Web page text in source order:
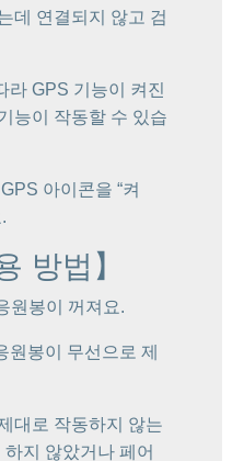
데 연결되지 않고 검
라 GPS 기능이 켜진
능이 작동할 수 있습
아이콘을 “켜
방법】
원봉이 꺼져요.
원봉이 무선으로 제
대로 작동하지 않는
지 않았거나 페어